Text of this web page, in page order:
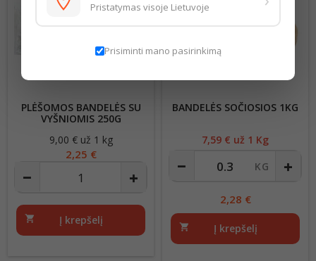
PLĖŠOMOS BANDELĖS SU
VYŠNIOMIS 250G
Kaina
9,00 € už 1 kg
2,25 €
shopping_cart Į krepšelį
BANDELĖS SOČIOSIOS 1KG
Kaina
7,59 € už 1 Kg
2,28 €
shopping_cart Į krepšelį
Pristatymas visoje Lietuvoje
Prisiminti mano pasirinkimą